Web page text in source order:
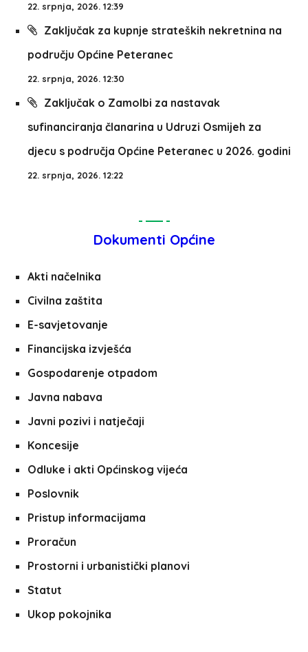
22. srpnja, 2026. 12:39
Zaključak za kupnje strateških nekretnina na
području Općine Peteranec
22. srpnja, 2026. 12:30
Zaključak o Zamolbi za nastavak
sufinanciranja članarina u Udruzi Osmijeh za
djecu s područja Općine Peteranec u 2026. godini
22. srpnja, 2026. 12:22
Dokumenti Općine
Akti načelnika
Civilna zaštita
E-savjetovanje
Financijska izvješća
Gospodarenje otpadom
Javna nabava
Javni pozivi i natječaji
Koncesije
Odluke i akti Općinskog vijeća
Poslovnik
Pristup informacijama
Proračun
Prostorni i urbanistički planovi
Statut
Ukop pokojnika